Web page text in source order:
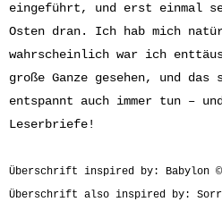
eingeführt, und erst einmal
Osten dran. Ich hab mich
wahrscheinlich war ich
große Ganze gesehen, und
entspannt auch immer tun –
Leserbriefe!
Überschrift inspired by: Babylon ©
Überschrift also inspired by: